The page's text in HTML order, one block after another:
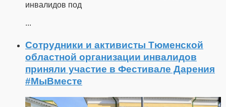
инвалидов под
...
Сотрудники и активисты Тюменской
областной организации инвалидов
приняли участие в Фестивале Дарения
#МыВместе